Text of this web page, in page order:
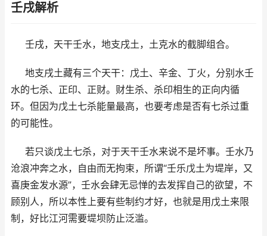
壬戌解析
壬戌，天干壬水，地支戌土，土克水的截脚组合。
地支戌土藏有三个天干：戊土、辛金、丁火，分别水壬
水的七杀、正印、正财。财生杀、杀印相生的正向内循
环。但因为戊土七杀能量最高，也要考虑是否有七杀过重
的可能性。
若只谈戊土七杀，对于天干壬水来说不是坏事。壬水乃
沧浪冲奔之水，自由而无拘束，所谓“壬乐戊土为堤岸，又
喜庚金发水源”，壬水会肆无忌惮的去发挥自己的欲望，不
顾别人，所以本性上要有些制约才好，也就是用戊土来限
制，好比江河需要堤坝防止泛滥。